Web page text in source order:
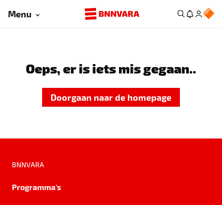
Menu
Oeps, er is iets mis gegaan..
Doorgaan naar de homepage
BNNVARA
Programma's